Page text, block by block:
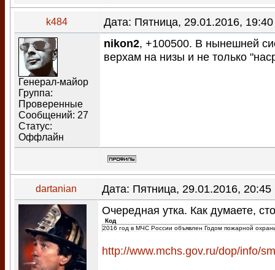
k484 Дата: Пятница, 29.01.2016,
Генерал-майор
Группа:
Проверенные
Сообщений: 27
Статус:
Оффлайн
nikon2, +100500. В нынешней
верхам на низы и не только
dartanian Дата: Пятница, 29.01.2016,
Очередная утка. Как думаете,
Код
2016 год в МЧС России объявлен Годом пожарной
http://www.mchs.gov.ru/dop/info/